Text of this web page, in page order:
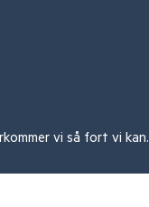
vi så fort vi kan.